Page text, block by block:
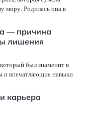
миру. Родилась она в
— причина
лишения
был знаменит в
и впечатляющие навыки
карьера